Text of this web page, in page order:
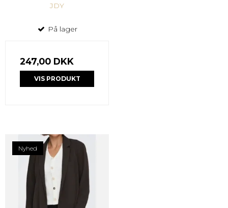
JDY
På lager
247,00 DKK
VIS PRODUKT
Nyhed